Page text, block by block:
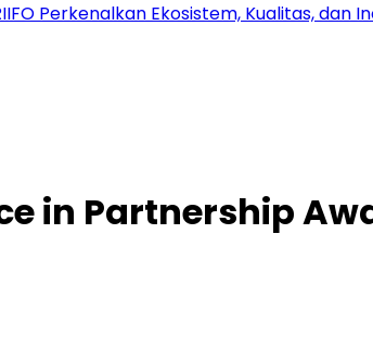
Perkenalkan Ekosistem, Kualitas, dan
in Partnership